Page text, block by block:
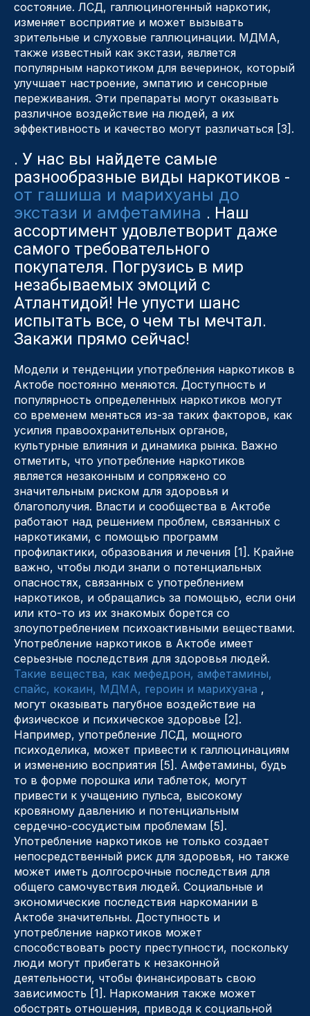
состояние. ЛСД, галлюциногенный наркотик,
изменяет восприятие и может вызывать
зрительные и слуховые галлюцинации. МДМА,
также известный как экстази, является
популярным наркотиком для вечеринок, который
улучшает настроение, эмпатию и сенсорные
переживания. Эти препараты могут оказывать
различное воздействие на людей, а их
эффективность и качество могут различаться [3].
. У нас вы найдете самые
разнообразные виды наркотиков -
от гашиша и марихуаны до
экстази и амфетамина . Наш
ассортимент удовлетворит даже
самого требовательного
покупателя. Погрузись в мир
незабываемых эмоций с
Атлантидой! Не упусти шанс
испытать все, о чем ты мечтал.
Закажи прямо сейчас!
Модели и тенденции употребления наркотиков в
Актобе постоянно меняются. Доступность и
популярность определенных наркотиков могут
со временем меняться из-за таких факторов, как
усилия правоохранительных органов,
культурные влияния и динамика рынка. Важно
отметить, что употребление наркотиков
является незаконным и сопряжено со
значительным риском для здоровья и
благополучия. Власти и сообщества в Актобе
работают над решением проблем, связанных с
наркотиками, с помощью программ
профилактики, образования и лечения [1]. Крайне
важно, чтобы люди знали о потенциальных
опасностях, связанных с употреблением
наркотиков, и обращались за помощью, если они
или кто-то из их знакомых борется со
злоупотреблением психоактивными веществами.
Употребление наркотиков в Актобе имеет
серьезные последствия для здоровья людей.
Такие вещества, как мефедрон, амфетамины,
спайс, кокаин, МДМА, героин и марихуана ,
могут оказывать пагубное воздействие на
физическое и психическое здоровье [2].
Например, употребление ЛСД, мощного
психоделика, может привести к галлюцинациям
и изменению восприятия [5]. Амфетамины, будь
то в форме порошка или таблеток, могут
привести к учащению пульса, высокому
кровяному давлению и потенциальным
сердечно-сосудистым проблемам [5].
Употребление наркотиков не только создает
непосредственный риск для здоровья, но также
может иметь долгосрочные последствия для
общего самочувствия людей. Социальные и
экономические последствия наркомании в
Актобе значительны. Доступность и
употребление наркотиков может
способствовать росту преступности, поскольку
люди могут прибегать к незаконной
деятельности, чтобы финансировать свою
зависимость [1]. Наркомания также может
обострять отношения, приводя к социальной